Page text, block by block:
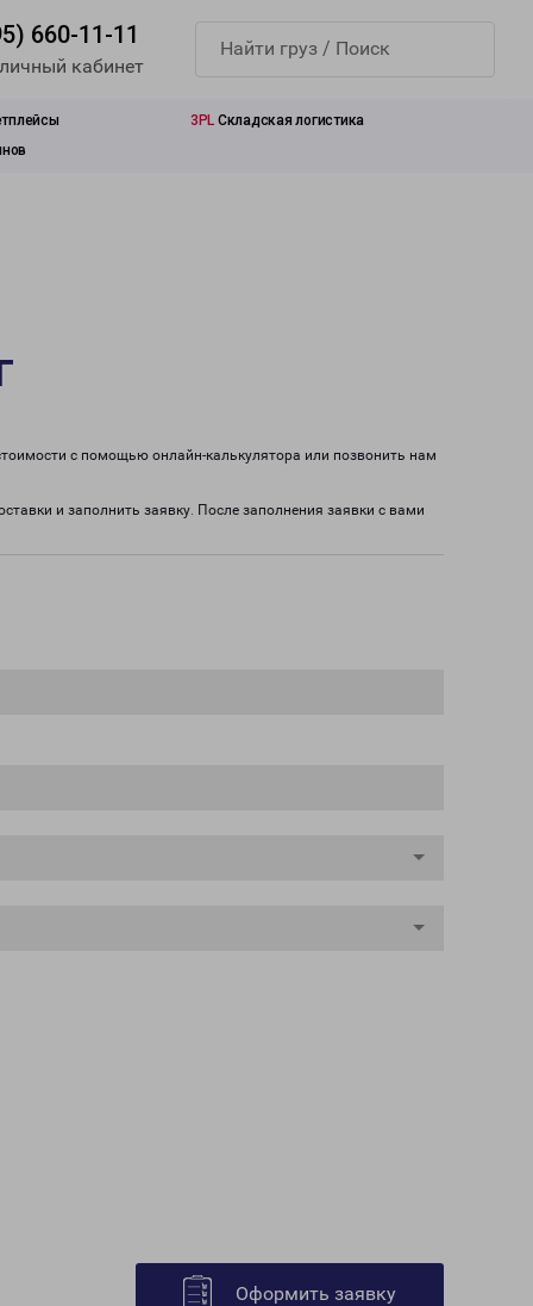
660-11-11
кабинет
3PL Складская логистика
с помощью онлайн-калькулятора или позвонить нам
и заполнить заявку. После заполнения заявки с вами
Оформить заявку